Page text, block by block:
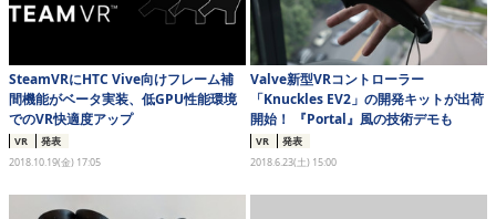
SteamVRにHTC Vive向けフレーム補
間機能がベータ実装、低GPU性能環境
でのVR快適度アップ
VR
発表
2018.10.19(金) 17:05
Valve新型VRコントローラー
「Knuckles EV2」の開発キットが出荷
開始！ 『Portal』風の技術デモも
VR
発表
2018.6.23(土) 15:00